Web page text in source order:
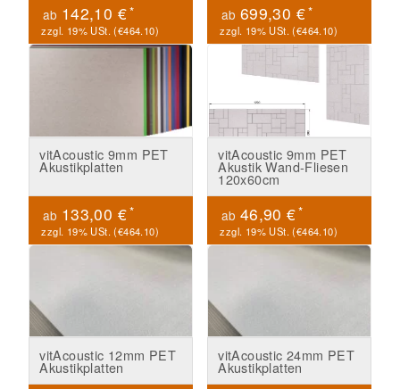
ab 142,10 €*
zzgl. 19% USt. (€464.10)
ab 699,30 €*
zzgl. 19% USt. (€464.10)
vitAcoustic 9mm PET
Akustikplatten
ab 133,00 €*
zzgl. 19% USt. (€464.10)
vitAcoustic 9mm PET
Akustik Wand-Fliesen
120x60cm
ab 46,90 €*
zzgl. 19% USt. (€464.10)
vitAcoustic 12mm PET
Akustikplatten
vitAcoustic 24mm PET
Akustikplatten